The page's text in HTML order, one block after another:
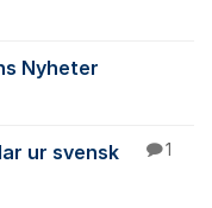
Nyheter
ur svensk
1